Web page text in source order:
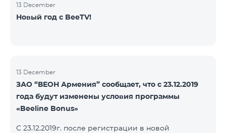
13 December
Новый год с BeeTV!
13 December
ЗАО “ВЕОН Армения” сообщает, что с 23.12.2019
года будут изменены условия программы
«Beeline Bonus»
С 23.12.2019г. после регистрации в новой